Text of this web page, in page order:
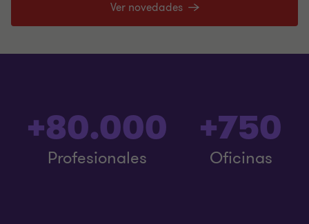
Ver novedades
+80.000
Profesionales
+750
Oficinas